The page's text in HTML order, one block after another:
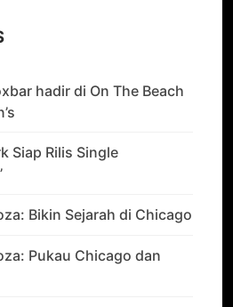
hadir di On The Beach
Siap Rilis Single
Bikin Sejarah di Chicago
Pukau Chicago dan